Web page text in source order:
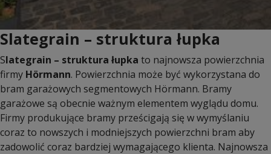
Slategrain – struktura łupka
Slategrain – struktura łupka to najnowsza powierzchnia
firmy Hörmann. Powierzchnia może być wykorzystana do
bram garażowych segmentowych Hörmann. Bramy
garażowe są obecnie ważnym elementem wyglądu domu.
Firmy produkujące bramy prześcigają się w wymyślaniu
coraz to nowszych i modniejszych powierzchni bram aby
zadowolić coraz bardziej wymagającego klienta. Najnowsza